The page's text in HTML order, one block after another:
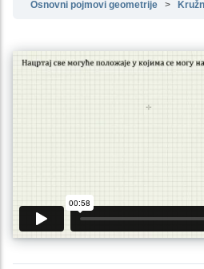
Osnovni pojmovi geometrije